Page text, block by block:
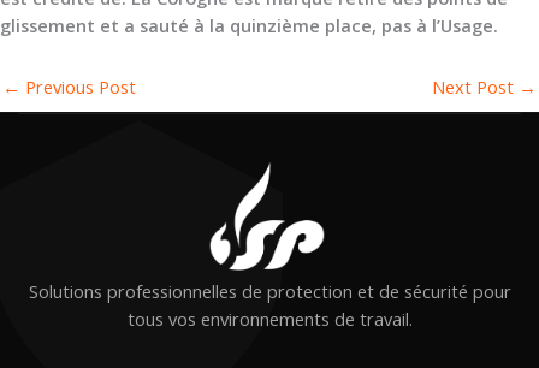
glissement et a sauté à la quinzième place, pas à l’Usage.
← Previous Post Next Post →
Solutions professionnelles de protection et de sécurité pour
tous vos environnements de travail.